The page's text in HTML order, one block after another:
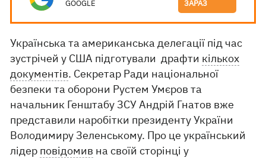
GOOGLE ЗАРАЗ
Українська та американська делегації під час
зустрічей у США підготували драфти кількох
документів. Секретар Ради національної
безпеки та оборони Рустем Умєров та
начальник Генштабу ЗСУ Андрій Гнатов вже
представили наробітки президенту України
Володимиру Зеленському. Про це український
лідер повідомив на своїй сторінці у